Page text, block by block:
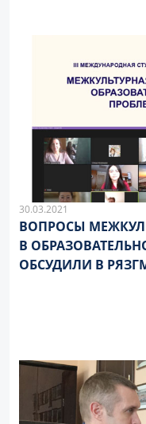
30.03.2021
ВОПРОСЫ
В
ОБСУДИЛИ В